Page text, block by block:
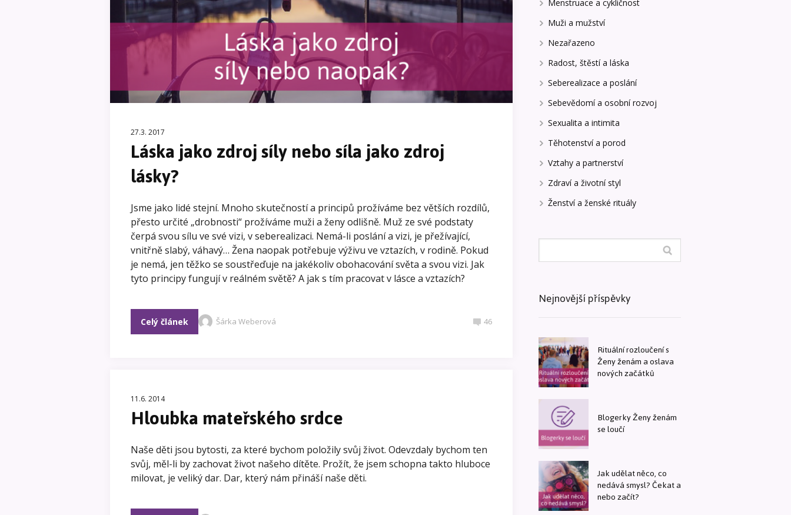
27.3. 2017
Láska jako zdroj síly nebo síla jako zdroj
lásky?
Jsme jako lidé stejní. Mnoho skutečností a principů prožíváme bez větších rozdílů,
přesto určité „drobnosti“ prožíváme muži a ženy odlišně. Muž ze své podstaty
čerpá svou sílu ve své vizi, v seberealizaci. Nemá-li poslání a vizi, je přežívající,
vnitřně slabý, váhavý… Žena naopak potřebuje výživu ve vztazích, v rodině. Pokud
je nemá, jen těžko se soustřeďuje na jakékoliv obohacování světa a svou vizi. Jak
tyto principy fungují v reálném světě? A jak s tím pracovat v lásce a vztazích?
Celý článek Šárka Weberová 46
11.6. 2014
Hloubka mateřského srdce
Naše děti jsou bytosti, za které bychom položily svůj život. Odevzdaly bychom ten
svůj, měl-li by zachovat život našeho dítěte. Prožít, že jsem schopna takto hluboce
milovat, je veliký dar. Dar, který nám přináší naše děti.
Menstruace a cykličnost
Muži a mužství
Nezařazeno
Radost, štěstí a láska
Seberealizace a poslání
Sebevědomí a osobní rozvoj
Sexualita a intimita
Těhotenství a porod
Vztahy a partnerství
Zdraví a životní styl
Ženství a ženské rituály
Nejnovější příspěvky
Rituální rozloučení s
Ženy ženám a oslava
nových začátků
Blogerky Ženy ženám
se loučí
Jak udělat něco, co
nedává smysl? Čekat a
nebo začít?